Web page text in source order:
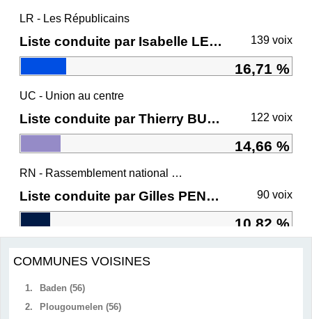
LR - Les Républicains
Liste conduite par Isabelle LE CALLENNEC 139 voix
16,71 %
UC - Union au centre
Liste conduite par Thierry BURLOT 122 voix
14,66 %
RN - Rassemblement national et ses alliés
Liste conduite par Gilles PENNELLE 90 voix
10,82 %
COMMUNES VOISINES
1.
Baden (56)
2.
Plougoumelen (56)